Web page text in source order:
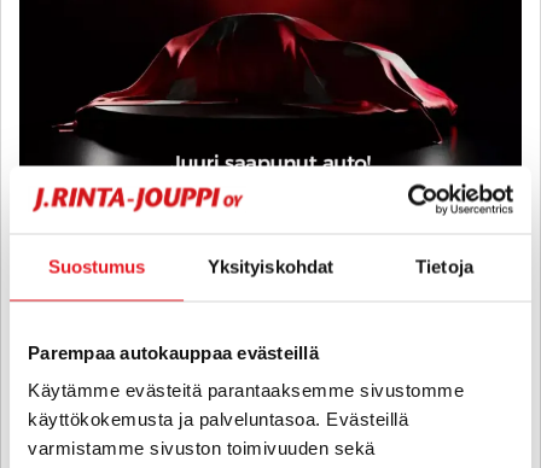
Suostumus Yksityiskohdat Tietoja
Parempaa autokauppaa evästeillä
Käytämme evästeitä parantaaksemme sivustomme
käyttökokemusta ja palveluntasoa. Evästeillä
varmistamme sivuston toimivuuden sekä
2023
, Automaatti, Sähkö, 58 000 km
35 900 €
alk. 320 € / kk